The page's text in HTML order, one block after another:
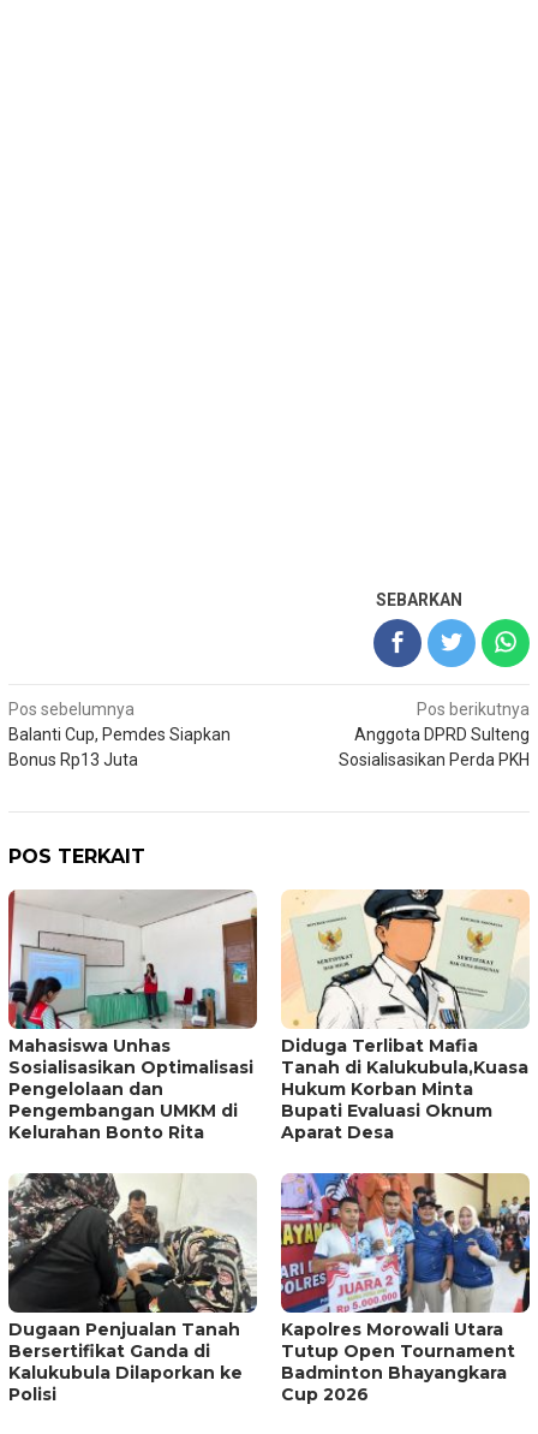
SEBARKAN
Navigasi
pos
Pos sebelumnya
Balanti Cup, Pemdes Siapkan
Bonus Rp13 Juta
Pos berikutnya
Anggota DPRD Sulteng
Sosialisasikan Perda PKH
POS TERKAIT
Mahasiswa Unhas
Sosialisasikan Optimalisasi
Pengelolaan dan
Pengembangan UMKM di
Kelurahan Bonto Rita
Diduga Terlibat Mafia
Tanah di Kalukubula,Kuasa
Hukum Korban Minta
Bupati Evaluasi Oknum
Aparat Desa
Dugaan Penjualan Tanah
Bersertifikat Ganda di
Kalukubula Dilaporkan ke
Polisi
Kapolres Morowali Utara
Tutup Open Tournament
Badminton Bhayangkara
Cup 2026